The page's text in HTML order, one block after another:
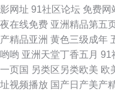
影网址 91社区论坛 免费网
夜在线免费 亚洲精品第五
产精品亚洲 黄色三级成年
哟哟 亚洲天堂丁香五月 91
一页国 另类区另类欧美 欧
址视频播放 国产日产美产